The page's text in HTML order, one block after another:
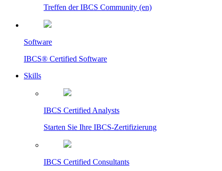
Treffen der IBCS Community (en)
Software
IBCS® Certified Software
Skills
IBCS Certified Analysts
Starten Sie Ihre IBCS-Zertifizierung
IBCS Certified Consultants